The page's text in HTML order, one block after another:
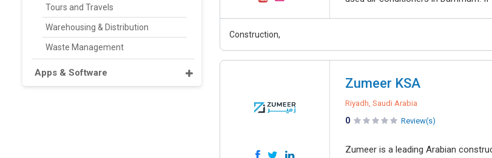
Tours and Travels
Warehousing & Distribution
Waste Management
Apps & Software
Construction,
Zumeer KSA
Riyadh, Saudi Arabia
0 Review(s)
Zumeer is a leading Arabian